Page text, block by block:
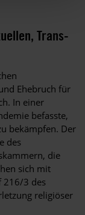
Trans-
Ehebruch für
In einer
befasste,
bekämpfen. Der
des
die
sich mit
216/3 des
religiöser